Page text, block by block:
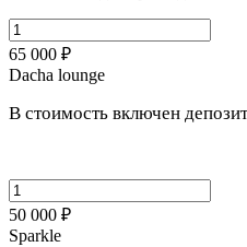
65 000 ₽
Dacha lounge
В стоимость включен
50 000 ₽
Sparkle